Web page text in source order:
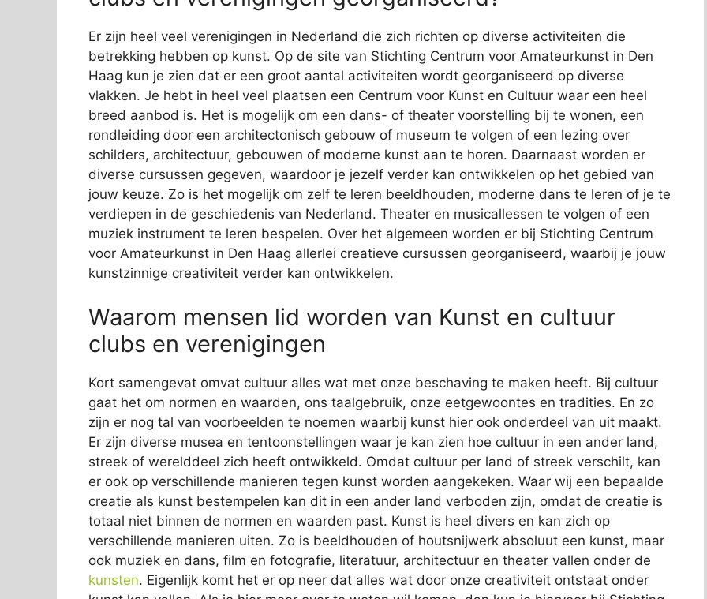
Er zijn heel veel verenigingen in Nederland die zich richten op diverse activiteiten die
betrekking hebben op kunst. Op de site van Stichting Centrum voor Amateurkunst in Den
Haag kun je zien dat er een groot aantal activiteiten wordt georganiseerd op diverse
vlakken. Je hebt in heel veel plaatsen een Centrum voor Kunst en Cultuur waar een heel
breed aanbod is. Het is mogelijk om een dans- of theater voorstelling bij te wonen, een
rondleiding door een architectonisch gebouw of museum te volgen of een lezing over
schilders, architectuur, gebouwen of moderne kunst aan te horen. Daarnaast worden er
diverse cursussen gegeven, waardoor je jezelf verder kan ontwikkelen op het gebied van
jouw keuze. Zo is het mogelijk om zelf te leren beeldhouden, moderne dans te leren of je te
verdiepen in de geschiedenis van Nederland. Theater en musicallessen te volgen of een
muziek instrument te leren bespelen. Over het algemeen worden er bij Stichting Centrum
voor Amateurkunst in Den Haag allerlei creatieve cursussen georganiseerd, waarbij je jouw
kunstzinnige creativiteit verder kan ontwikkelen.
Waarom mensen lid worden van Kunst en cultuur
clubs en verenigingen
Kort samengevat omvat cultuur alles wat met onze beschaving te maken heeft. Bij cultuur
gaat het om normen en waarden, ons taalgebruik, onze eetgewoontes en tradities. En zo
zijn er nog tal van voorbeelden te noemen waarbij kunst hier ook onderdeel van uit maakt.
Er zijn diverse musea en tentoonstellingen waar je kan zien hoe cultuur in een ander land,
streek of werelddeel zich heeft ontwikkeld. Omdat cultuur per land of streek verschilt, kan
er ook op verschillende manieren tegen kunst worden aangekeken. Waar wij een bepaalde
creatie als kunst bestempelen kan dit in een ander land verboden zijn, omdat de creatie is
totaal niet binnen de normen en waarden past. Kunst is heel divers en kan zich op
verschillende manieren uiten. Zo is beeldhouden of houtsnijwerk absoluut een kunst, maar
ook muziek en dans, film en fotografie, literatuur, architectuur en theater vallen onder de
kunsten. Eigenlijk komt het er op neer dat alles wat door onze creativiteit ontstaat onder